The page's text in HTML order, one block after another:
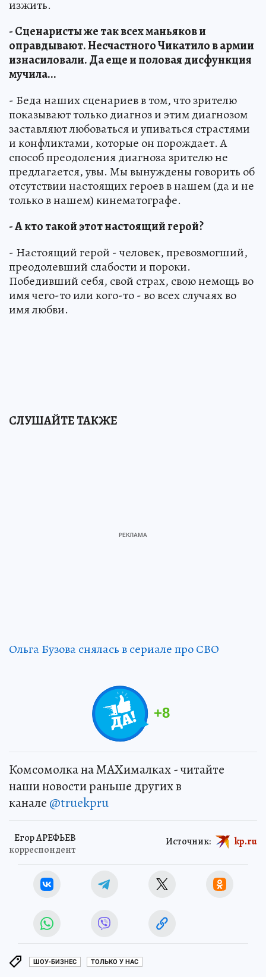
изжить.
- Сценаристы же так всех маньяков и
оправдывают. Несчастного Чикатило в армии
изнасиловали. Да еще и половая дисфункция
мучила...
- Беда наших сценариев в том, что зрителю
показывают только диагноз и этим диагнозом
заставляют любоваться и упиваться страстями
и конфликтами, которые он порождает. А
способ преодоления диагноза зрителю не
предлагается, увы. Мы вынуждены говорить об
отсутствии настоящих героев в нашем (да и не
только в нашем) кинематографе.
- А кто такой этот настоящий герой?
- Настоящий герой - человек, превозмогший,
преодолевший слабости и пороки.
Победивший себя, свой страх, свою немощь во
имя чего-то или кого-то - во всех случаях во
имя любви.
СЛУШАЙТЕ ТАКЖЕ
Ольга Бузова снялась в сериале про СВО
+8
Комсомолка на MAXималках - читайте
наши новости раньше других в
канале @truekpru
Егор АРЕФЬЕВ
корреспондент
Источник: kp.ru
ШОУ-БИЗНЕС ТОЛЬКО У НАС